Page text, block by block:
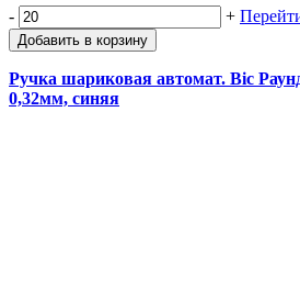
- +
Добавить в корзину
Ручка шариковая автомат. Bic
0,32мм, синяя